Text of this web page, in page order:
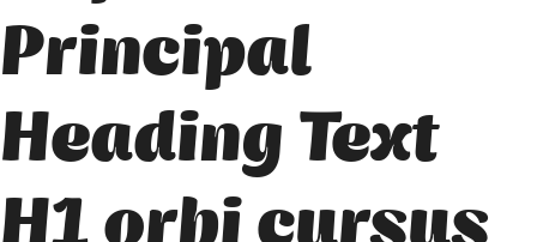
Principal
Heading Text